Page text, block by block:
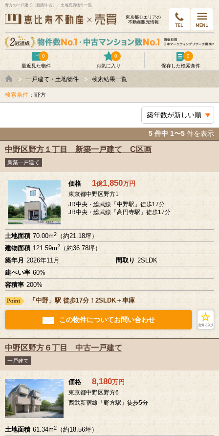
野方の一戸建て（新築/中古）・土地売買物件一覧
東京都⼼エリアの
不動産販売情報
最近見た物件
0
お気に入り
0
保存した検索条件
0
一戸建て・土地物件 検索結果一覧
検索条件 ：野方
5 件中 1〜5 件を表示
中野区野方１丁目 新築一戸建て C区画
新築一戸建て
価格 1億1,850万円
東京都中野区野方1
JR中央・総武線「中野駅」徒歩17分
JR中央・総武線「高円寺駅」徒歩17分
土地面積 70.00m2
（約21.18坪）
建物面積 121.59m2
（約36.78坪）
築年月 2026年11月 間取り 2SLDK
建ぺい率 60%
容積率 200%
「中野」駅 徒歩17分！2SLDK＋車庫
この物件についてお問い合わせ
中野区野方６丁目 中古一戸建て
一戸建て
価格 8,180万円
東京都中野区野方6
西武新宿線「野方駅」徒歩5分
土地面積 61.34m2
（約18.56坪）